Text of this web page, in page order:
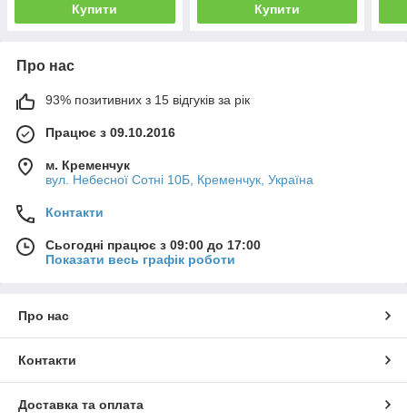
Купити Купити
Про нас
93% позитивних з 15 відгуків за рік
Працює з 09.10.2016
м. Кременчук
вул. Небесної Сотні 10Б, Кременчук, Україна
Контакти
Сьогодні працює з 09:00 до 17:00
Показати весь графік роботи
Про нас
Контакти
Доставка та оплата